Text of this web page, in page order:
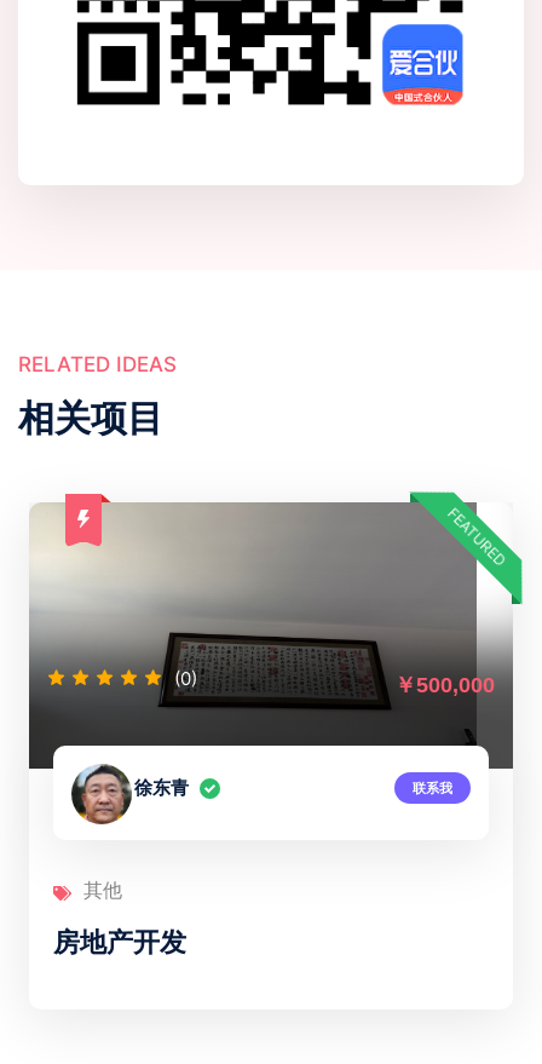
RELATED IDEAS
相关项目
FEATURED
(0) ￥500,000
徐东青 联系我
其他
房地产开发